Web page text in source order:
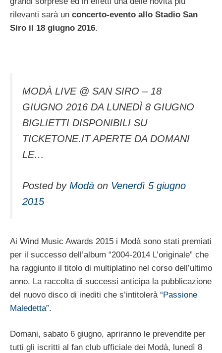
rilevanti sarà un concerto-evento allo Stadio San
Siro il 18 giugno 2016.
MODÀ LIVE @ SAN SIRO – 18
GIUGNO 2016 DA LUNEDÌ 8 GIUGNO
BIGLIETTI DISPONIBILI SU
TICKETONE.IT APERTE DA DOMANI
LE…
Posted by Modà on Venerdì 5 giugno
2015
Ai Wind Music Awards 2015 i Modà sono stati premiati
per il successo dell’album “2004-2014 L’originale” che
ha raggiunto il titolo di multiplatino nel corso dell’ultimo
anno. La raccolta di successi anticipa la pubblicazione
del nuovo disco di inediti che s’intitolerà “Passione
Maledetta”.
Domani, sabato 6 giugno, apriranno le prevendite per
tutti gli iscritti al fan club ufficiale dei Modà, lunedì 8